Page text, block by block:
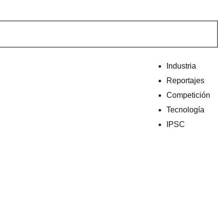
Industria
Reportajes
Competición
Tecnología
IPSC